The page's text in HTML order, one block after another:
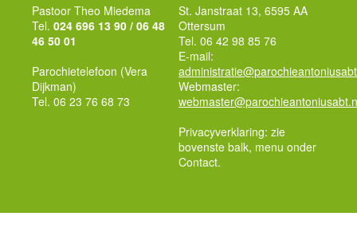
Pastoor Theo Miedema
Tel. 024 696 13 90 / 06 48
46 50 01
Parochietelefoon (Vera
Dijkman)
Tel. 06 23 76 68 73
St. Janstraat 13, 6595 AA
Ottersum
Tel. 06 42 98 85 76
E-mail:
Webmaster:
Privacyverklaring: zie
bovenste balk, menu onder
Contact.